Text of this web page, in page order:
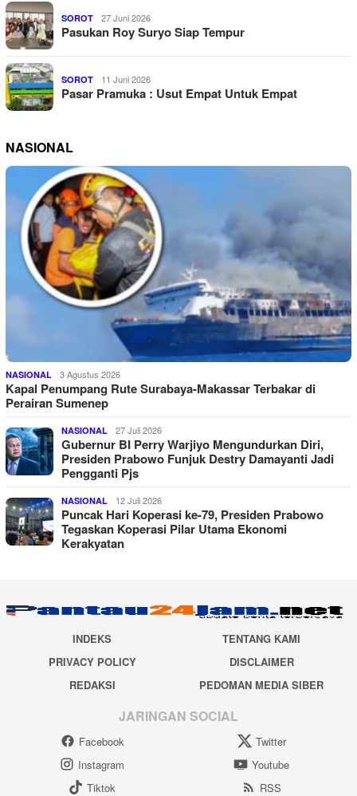
SOROT 27 Juni 2026
Pasukan Roy Suryo Siap Tempur
SOROT 11 Juni 2026
Pasar Pramuka : Usut Empat Untuk Empat
NASIONAL
NASIONAL 3 Agustus 2026
Kapal Penumpang Rute Surabaya-Makassar Terbakar di
Perairan Sumenep
NASIONAL 27 Juli 2026
Gubernur BI Perry Warjiyo Mengundurkan Diri,
Presiden Prabowo Funjuk Destry Damayanti Jadi
Pengganti Pjs
NASIONAL 12 Juli 2026
Puncak Hari Koperasi ke-79, Presiden Prabowo
Tegaskan Koperasi Pilar Utama Ekonomi
Kerakyatan
INDEKS
TENTANG KAMI
PRIVACY POLICY
DISCLAIMER
REDAKSI
PEDOMAN MEDIA SIBER
JARINGAN SOCIAL
Facebook
Twitter
Instagram
Youtube
Tiktok
RSS